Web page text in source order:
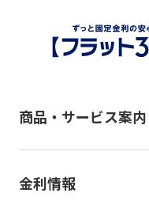
商品・サービス案内
金利情報